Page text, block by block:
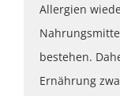
Allergien
bestehen.
Ernährung